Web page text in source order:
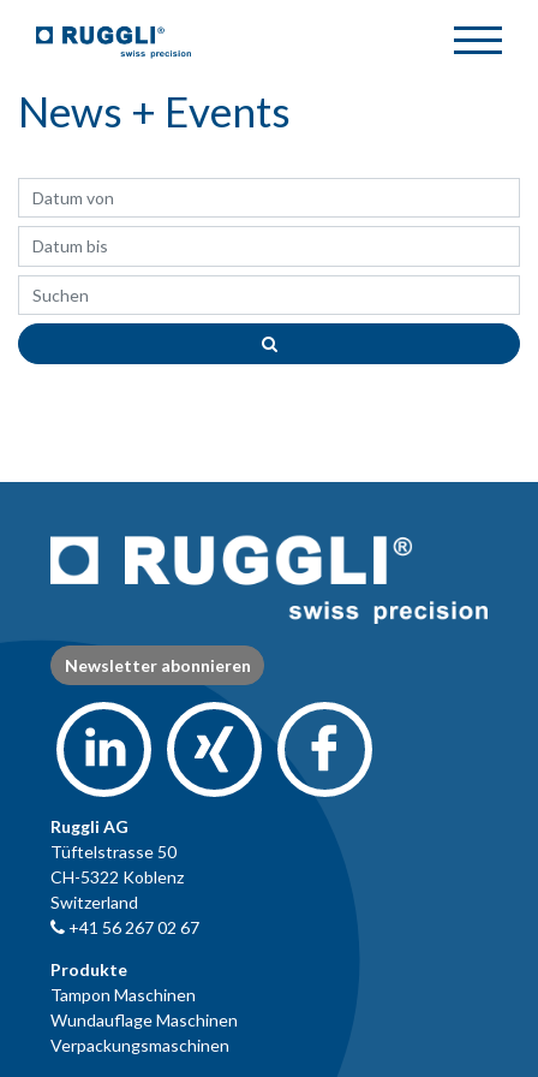
News + Events
Datum von
Datum bis
Suchen
Newsletter abonnieren
Ruggli AG
Tüftelstrasse 50
CH-5322 Koblenz
Switzerland
+41 56 267 02 67
Produkte
Tampon Maschinen
Wundauflage Maschinen
Verpackungsmaschinen